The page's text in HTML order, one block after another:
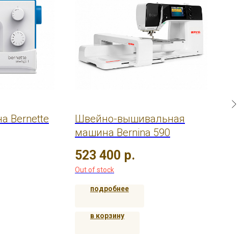
Bernette
Швейно-вышивальная
машина Bernina 590
523 400 р.
Out of stock
подробнее
в корзину